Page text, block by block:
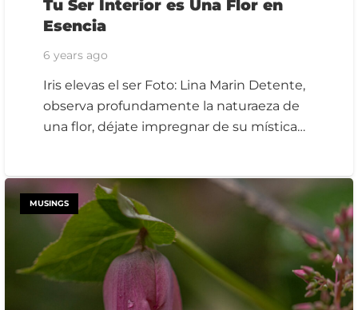
Tu Ser Interior es Una Flor en
Esencia
6 years ago
Iris elevas el ser Foto: Lina Marin Detente,
observa profundamente la naturaeza de
una flor, déjate impregnar de su mística…
MUSINGS